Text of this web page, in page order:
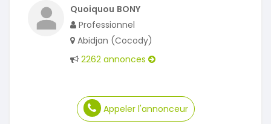
Quoiquou BONY
Professionnel
Abidjan (Cocody)
2262 annonces
Appeler l'annonceur